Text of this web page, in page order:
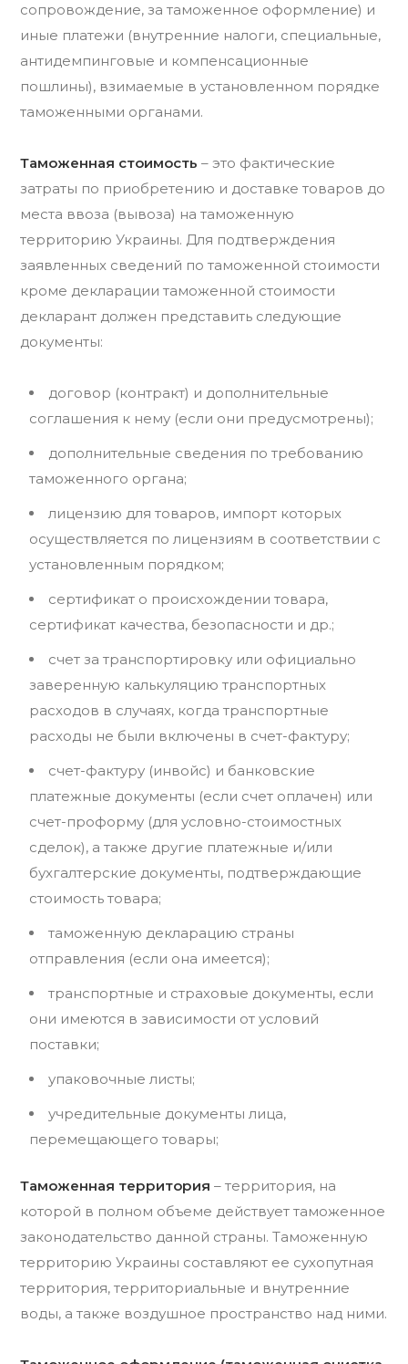
сопровождение, за таможенное оформление) и
иные платежи (внутренние налоги, специальные,
антидемпинговые и компенсационные
пошлины), взимаемые в установленном порядке
таможенными органами.
Таможенная стоимость – это фактические
затраты по приобретению и доставке товаров до
места ввоза (вывоза) на таможенную
территорию Украины. Для подтверждения
заявленных сведений по таможенной стоимости
кроме декларации таможенной стоимости
декларант должен представить следующие
документы:
договор (контракт) и дополнительные
соглашения к нему (если они предусмотрены);
дополнительные сведения по требованию
таможенного органа;
лицензию для товаров, импорт которых
осуществляется по лицензиям в соответствии с
установленным порядком;
сертификат о происхождении товара,
сертификат качества, безопасности и др.;
счет за транспортировку или официально
заверенную калькуляцию транспортных
расходов в случаях, когда транспортные
расходы не были включены в счет-фактуру;
счет-фактуру (инвойс) и банковские
платежные документы (если счет оплачен) или
счет-проформу (для условно-стоимостных
сделок), а также другие платежные и/или
бухгалтерские документы, подтверждающие
стоимость товара;
таможенную декларацию страны
отправления (если она имеется);
транспортные и страховые документы, если
они имеются в зависимости от условий
поставки;
упаковочные листы;
учредительные документы лица,
перемещающего товары;
Таможенная территория – территория, на
которой в полном объеме действует таможенное
законодательство данной страны. Таможенную
территорию Украины составляют ее сухопутная
территория, территориальные и внутренние
воды, а также воздушное пространство над ними.